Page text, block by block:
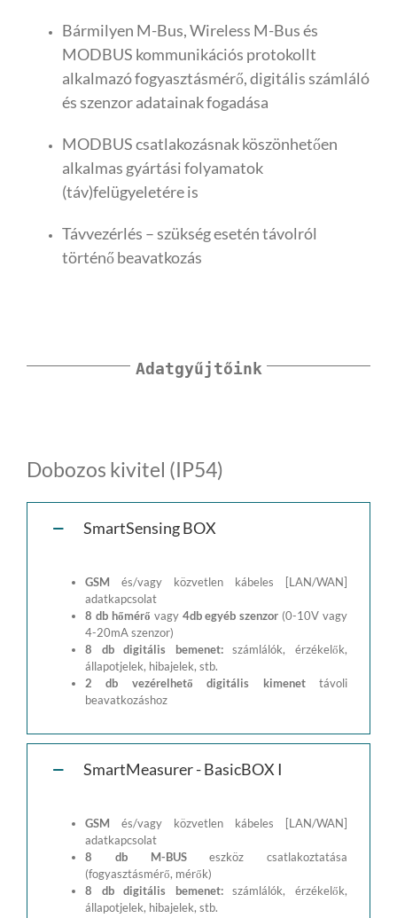
Bármilyen M-Bus, Wireless M-Bus és
MODBUS kommunikációs protokollt
alkalmazó fogyasztásmérő, digitális számláló
és szenzor adatainak fogadása
MODBUS csatlakozásnak köszönhetően
alkalmas gyártási folyamatok
(táv)felügyeletére is
Távvezérlés – szükség esetén távolról
történő beavatkozás
Adatgyűjtőink
Dobozos kivitel (IP54)
SmartSensing BOX
GSM és/vagy közvetlen kábeles [LAN/WAN]
adatkapcsolat
8 db hőmérő vagy 4db egyéb szenzor (0-10V vagy
4-20mA szenzor)
8 db digitális bemenet:számlálók, érzékelők,
állapotjelek, hibajelek, stb.
2 db vezérelhető digitális kimenettávoli
beavatkozáshoz
SmartMeasurer - BasicBOX I
GSM és/vagy közvetlen kábeles [LAN/WAN]
adatkapcsolat
8 db M-BUSeszköz csatlakoztatása
(fogyasztásmérő, mérők)
8 db digitális bemenet:számlálók, érzékelők,
állapotjelek, hibajelek, stb.